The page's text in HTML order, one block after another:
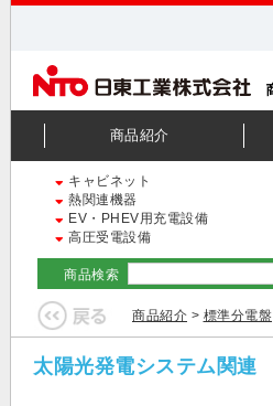
商品紹介
キャビネット
熱関連機器
EV・PHEV用充電設備
高圧受電設備
商品検索
商品紹介 > 標準分電盤
太陽光発電システム関連